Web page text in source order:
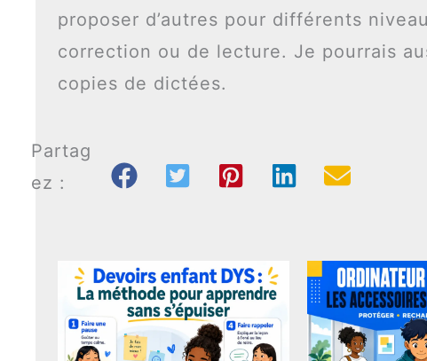
proposer d’autres pour différents
correction ou de lecture. Je pourrais
copies de dictées.
Partag
ez :